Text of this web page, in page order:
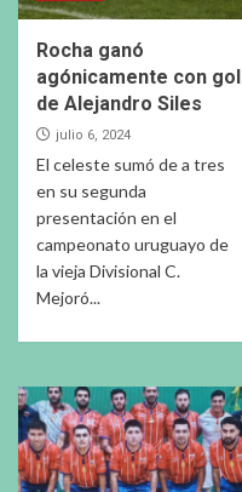
Rocha ganó
agónicamente con gol
de Alejandro Siles
julio 6, 2024
El celeste sumó de a tres
en su segunda
presentación en el
campeonato uruguayo de
la vieja Divisional C.
Mejoró...